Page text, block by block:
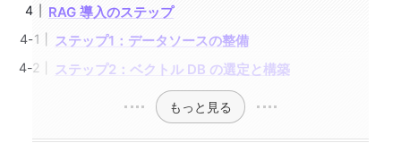
RAG 導入のステップ
ステップ1：データソースの整備
ステップ2：ベクトル DB の選定と構築
もっと見る